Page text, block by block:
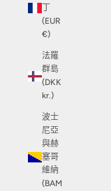
(EUR
€)
法羅
群島
(DKK
kr.)
波士
尼亞
與赫
塞哥
維納
(BAM